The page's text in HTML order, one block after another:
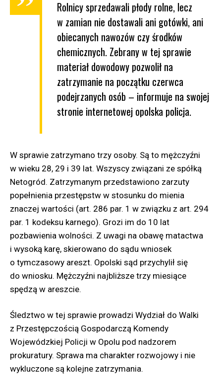
Rolnicy sprzedawali płody rolne, lecz
w zamian nie dostawali ani gotówki, ani
obiecanych nawozów czy środków
chemicznych. Zebrany w tej sprawie
materiał dowodowy pozwolił na
zatrzymanie na początku czerwca
podejrzanych osób – informuje na swojej
stronie internetowej opolska policja.
W sprawie zatrzymano trzy osoby. Są to mężczyźni
w wieku 28, 29 i 39 lat. Wszyscy związani ze spółką
Netogród. Zatrzymanym przedstawiono zarzuty
popełnienia przestępstw w stosunku do mienia
znaczej wartości (art. 286 par. 1 w związku z art. 294
par. 1 kodeksu karnego). Grozi im do 10 lat
pozbawienia wolności. Z uwagi na obawę matactwa
i wysoką karę, skierowano do sądu wniosek
o tymczasowy areszt. Opolski sąd przychylił się
do wniosku. Mężczyźni najbliższe trzy miesiące
spędzą w areszcie.
Śledztwo w tej sprawie prowadzi Wydział do Walki
z Przestępczością Gospodarczą Komendy
Wojewódzkiej Policji w Opolu pod nadzorem
prokuratury. Sprawa ma charakter rozwojowy i nie
wykluczone są kolejne zatrzymania.